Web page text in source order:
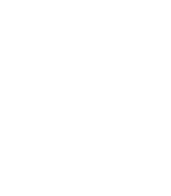
newsletter